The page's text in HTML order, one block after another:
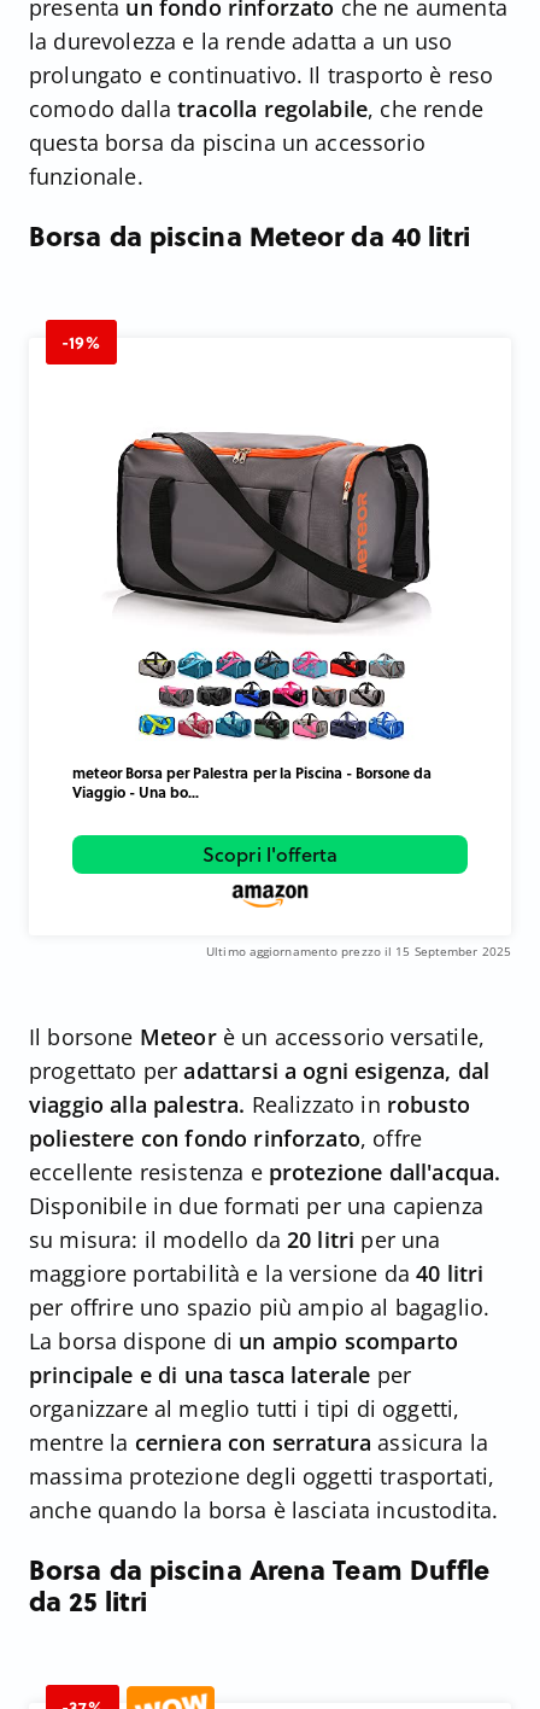
presenta un fondo rinforzato che ne aumenta
la durevolezza e la rende adatta a un uso
prolungato e continuativo. Il trasporto è reso
comodo dallatracolla regolabile, che rende
questa borsa da piscina un accessorio
funzionale.
Borsa da piscina Meteor da 40 litri
-19%
meteor Borsa per Palestra per la Piscina - Borsone da
Viaggio - Una bo...
Scopri l'offerta
Ultimo aggiornamento prezzo il 15 September 2025
Il borsone Meteorè un accessorio versatile,
progettato peradattarsi a ogni esigenza, dal
viaggio alla palestra. Realizzato in robusto
poliestere con fondo rinforzato, offre
eccellente resistenza e protezione dall'acqua.
Disponibile in due formati per una capienza
su misura: il modello da20 litri per una
maggiore portabilità e la versione da40 litri
per offrire uno spazio più ampio al bagaglio.
La borsa dispone di un ampio scomparto
principale e di una tasca laterale per
organizzare al meglio tutti i tipi di oggetti,
mentre la cerniera con serratura assicura la
massima protezione degli oggetti trasportati,
anche quando la borsa è lasciata incustodita.
Borsa da piscina Arena Team Duffle
da 25 litri